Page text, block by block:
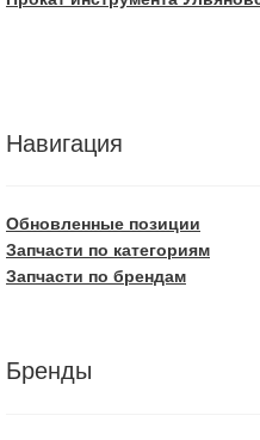
Навигация
Обновленные позиции
Запчасти по категориям
Запчасти по брендам
Бренды